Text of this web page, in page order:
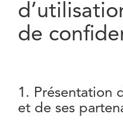
de
1. Présentation
et de ses